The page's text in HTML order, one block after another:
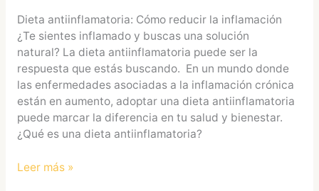
Dieta antiinflamatoria: Cómo reducir la inflamación
¿Te sientes inflamado y buscas una solución
natural? La dieta antiinflamatoria puede ser la
respuesta que estás buscando. En un mundo donde
las enfermedades asociadas a la inflamación crónica
están en aumento, adoptar una dieta antiinflamatoria
puede marcar la diferencia en tu salud y bienestar.
¿Qué es una dieta antiinflamatoria?
Leer más »